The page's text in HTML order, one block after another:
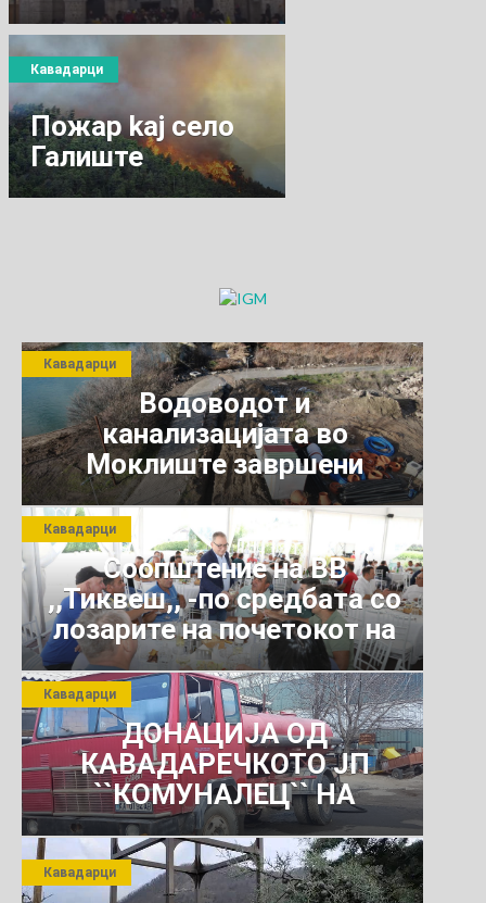
„Св.Петка„ и
„Св.Димитрија„
Пожар kaj село
Галиште
Кавадарци
Водоводот и
канализацијата во
Моклиште завршени
Кавадарци
Соопштение на ВВ
,,Тиквеш,, -по средбата со
лозарите на почетокот на
јули 2026 г.
Кавадарци
ДОНАЦИЈА ОД
КАВАДАРЕЧКОТО ЈП
``КОМУНАЛЕЦ`` НА
РОСОМАНСКОТО ЈАВНО
ПРЕТПРИЈАТИЕ ЗА
КОМУНАЛНО УСЛУГИ
Кавадарци
Кавадарци